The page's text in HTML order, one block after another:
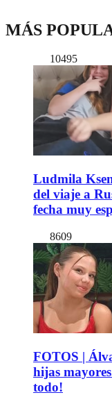
MÁS
10495
Ludmila
del viaje a
fecha muy
8609
FOTOS |
hijas
todo!